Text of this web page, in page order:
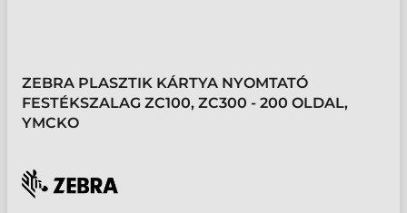
ZEBRA PLASZTIK KÁRTYA NYOMTATÓ
FESTÉKSZALAG ZC100, ZC300 - 200 OLDAL,
YMCKO